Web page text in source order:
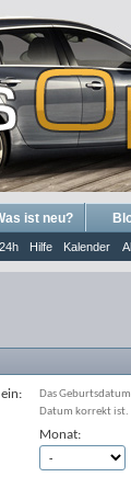
Hilfe Kalender
ist neu?
Das
Datum korrekt ist.
Monat: